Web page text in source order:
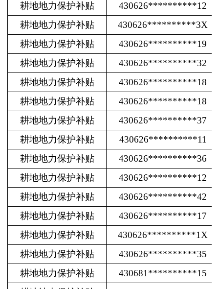
耕地地力保护补贴
430626**********12
耕地地力保护补贴
430626**********3X
耕地地力保护补贴
430626**********19
耕地地力保护补贴
430626**********32
耕地地力保护补贴
430626**********18
耕地地力保护补贴
430626**********18
耕地地力保护补贴
430626**********37
耕地地力保护补贴
430626**********11
耕地地力保护补贴
430626**********36
耕地地力保护补贴
430626**********12
耕地地力保护补贴
430626**********42
耕地地力保护补贴
430626**********17
耕地地力保护补贴
430626**********1X
耕地地力保护补贴
430626**********35
耕地地力保护补贴
430681**********15